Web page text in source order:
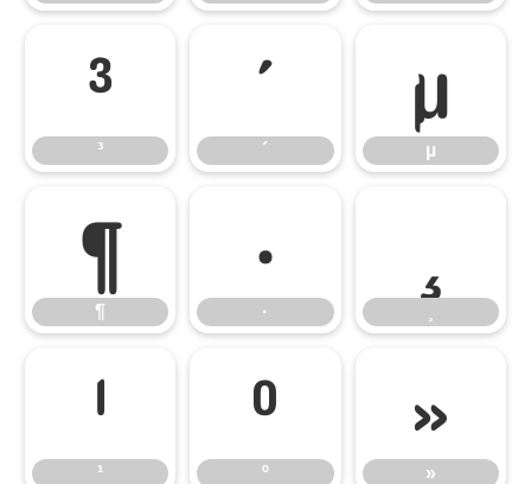
³
³ ´
´ µ
µ
¶
¶ ·
· ¸
¹
¹ º
º »
»